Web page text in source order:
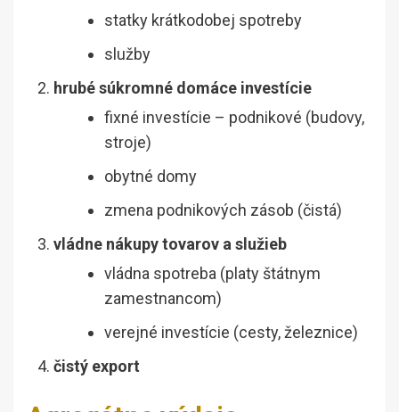
statky krátkodobej spotreby
služby
hrubé súkromné domáce investície
fixné investície – podnikové (budovy,
stroje)
obytné domy
zmena podnikových zásob (čistá)
vládne nákupy tovarov a služieb
vládna spotreba (platy štátnym
zamestnancom)
verejné investície (cesty, železnice)
čistý export